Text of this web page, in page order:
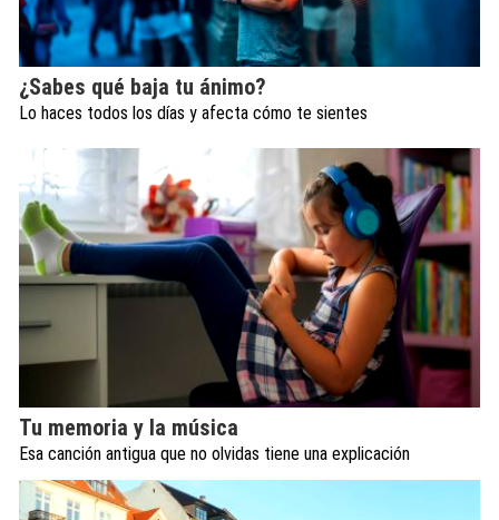
¿Sabes qué baja tu ánimo?
Lo haces todos los días y afecta cómo te sientes
Tu memoria y la música
Esa canción antigua que no olvidas tiene una explicación